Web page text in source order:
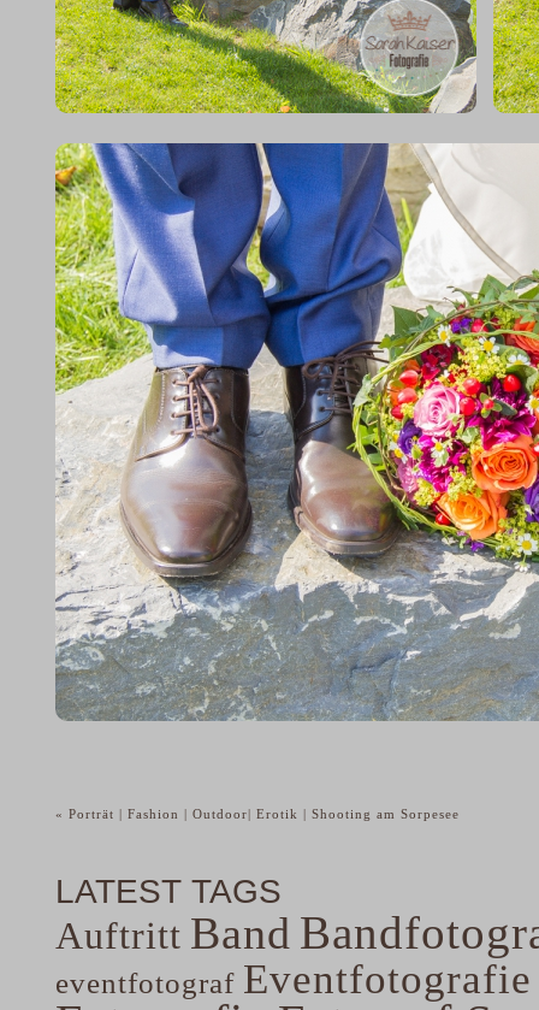
« Porträt | Fashion | Outdoor| Erotik | Shooting am Sorpesee
LATEST TAGS
Auftritt Band
eventfotograf Eventfotografie